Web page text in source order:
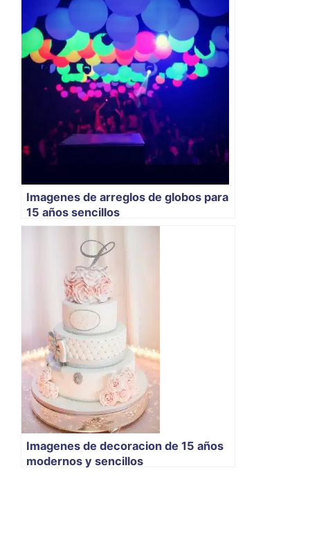
Imagenes de arreglos de globos para
15 años sencillos
Imagenes de decoracion de 15 años
modernos y sencillos